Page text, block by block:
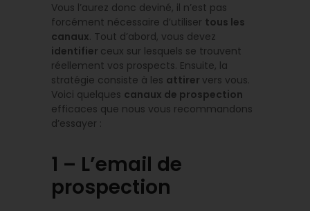
Vous l’aurez donc deviné, il n’est pas
forcément nécessaire d’utiliser tous les
canaux. Tout d’abord, vous devez
identifier ceux sur lesquels se trouvent
réellement vos prospects. Ensuite, la
stratégie consiste à les attirer vers vous.
Voici quelques canaux de prospection
efficaces que nous vous recommandons
d’essayer :
1 – L’email de
prospection